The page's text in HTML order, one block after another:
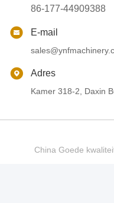
86-177-44909388
E-mail
Adres
Kamer 318-2, Daxin
China Goede